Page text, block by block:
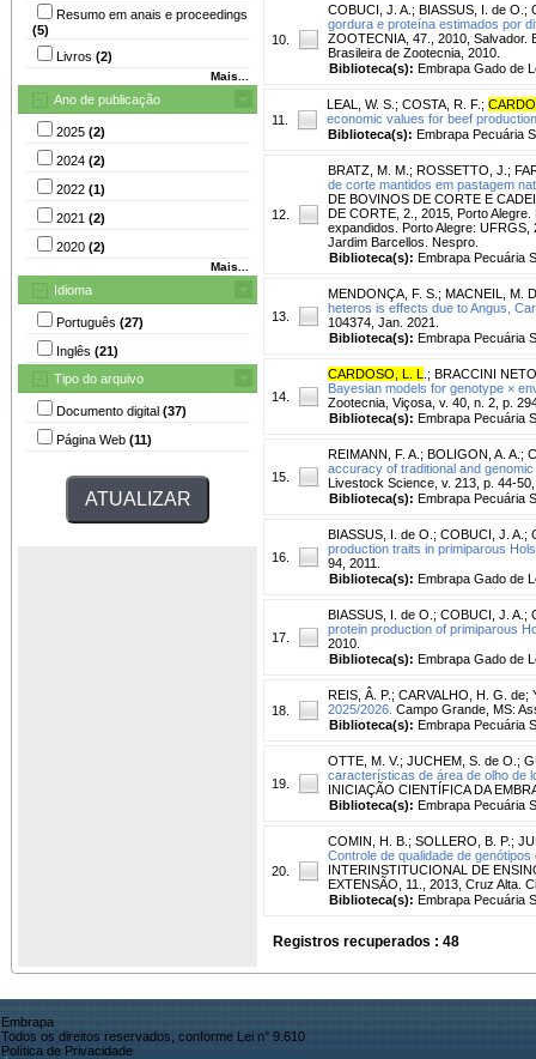
Resumo em anais e proceedings
(5)
Livros (2)
Mais...
Ano de publicação
2025 (2)
2024 (2)
2022 (1)
2021 (2)
2020 (2)
Mais...
Idioma
Português (27)
Inglês (21)
Tipo do arquivo
Documento digital (37)
Página Web (11)
10.
COBUCI, J. A. ; BIASSUS, I. de O. ;
gordura e proteína estimados por
ZOOTECNIA, 47., 2010, Salvador.
Brasileira de Zootecnia, 2010.
Biblioteca(s): Embrapa Gado de
11.
LEAL, W. S. ; COSTA, R. F. ;
economic values for beef
Biblioteca(s): Embrapa Pecuária
12.
BRATZ, M. M. ; ROSSETTO, J. ;
de corte mantidos em pastagem
DE BOVINOS DE CORTE E
DE CORTE, 2., 2015, Porto
expandidos. Porto Alegre:
Jardim Barcellos. Nespro.
Biblioteca(s): Embrapa Pecuária
13.
MENDONÇA, F. S. ; MACNEIL, M.
heteros is effects due to Angus,
104374, Jan. 2021.
Biblioteca(s): Embrapa Pecuária
14.
CARDOSO, L. L ; BRACCINI
Bayesian models for genotype ×
Zootecnia, Viçosa, v. 40, n. 2, p.
Biblioteca(s): Embrapa Pecuária
15.
REIMANN, F. A. ; BOLIGON, A. A. ;
accuracy of traditional and
Livestock Science, v. 213, p. 44-
Biblioteca(s): Embrapa Pecuária
16.
BIASSUS, I. de O. ; COBUCI, J. A. ;
production traits in primiparous
94, 2011.
Biblioteca(s): Embrapa Gado de
17.
BIASSUS, I. de O. ; COBUCI, J. A. ;
protein production of primiparous
2010.
Biblioteca(s): Embrapa Gado de
18.
REIS, Â. P. ; CARVALHO, H. G. de;
2025/2026. Campo Grande, MS:
Biblioteca(s): Embrapa Pecuária
19.
OTTE, M. V.; JUCHEM, S. de O. ;
características de área de olho de
INICIAÇÃO CIENTÍFICA DA
Biblioteca(s): Embrapa Pecuária
20.
COMIN, H. B. ; SOLLERO, B. P. ;
Controle de qualidade de
INTERINSTITUCIONAL DE
EXTENSÃO, 11., 2013, Cruz Alta.
Biblioteca(s): Embrapa Pecuária
Registros recuperados : 48
Embrapa
Todos os direitos reservados, conforme Lei n° 9.610
Política de Privacidade